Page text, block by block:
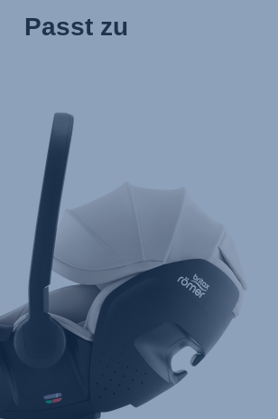
Passt zu